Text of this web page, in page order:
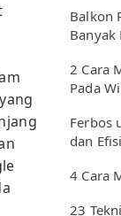
Balkon
Banyak
2 Cara
Pada
Ferbos
dan
4 Cara
23